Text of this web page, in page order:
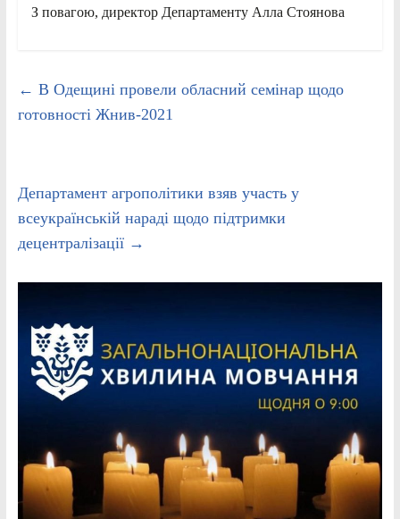
З повагою, директор Департаменту Алла Стоянова
← В Одещині провели обласний семінар щодо
готовності Жнив-2021
Департамент агрополітики взяв участь у
всеукраїнській нараді щодо підтримки
децентралізації →